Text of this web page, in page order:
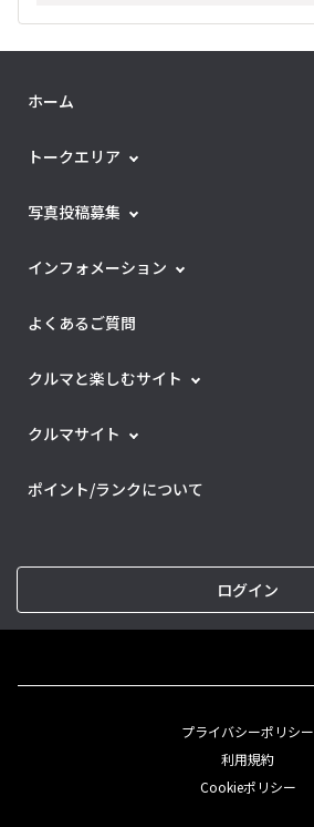
ホーム
トークエリア
写真投稿募集
インフォメーション
よくあるご質問
クルマと楽しむサイト
クルマサイト
ポイント/ランクについて
ログイン
プライバシーポリシー
利用規約
Cookieポリシー